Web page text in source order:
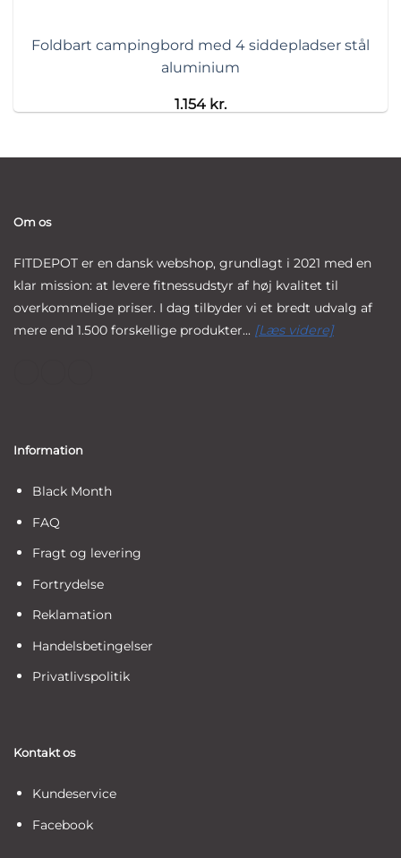
Foldbart campingbord med 4 siddepladser stål
aluminium
1.154 kr.
Om os
FITDEPOT er en dansk webshop, grundlagt i 2021 med en
klar mission: at levere fitnessudstyr af høj kvalitet til
overkommelige priser. I dag tilbyder vi et bredt udvalg af
mere end 1.500 forskellige produkter... [Læs videre]
Information
Black Month
FAQ
Fragt og levering
Fortrydelse
Reklamation
Handelsbetingelser
Privatlivspolitik
Kontakt os
Kundeservice
Facebook